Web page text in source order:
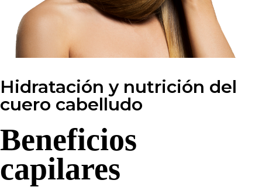
Hidratación y nutrición del
cuero cabelludo
Beneficios
capilares